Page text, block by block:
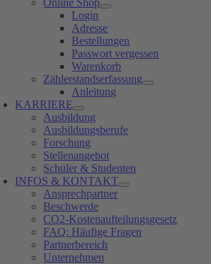
Online Shop
Login
Adresse
Bestellungen
Passwort vergessen
Warenkorb
Zählerstandserfassung
Anleitung
KARRIERE
Ausbildung
Ausbildungsberufe
Forschung
Stellenangebot
Schüler & Studenten
INFOS & KONTAKT
Ansprechpartner
Beschwerde
CO2-Kostenaufteilungsgesetz
FAQ: Häufige Fragen
Partnerbereich
Unternehmen